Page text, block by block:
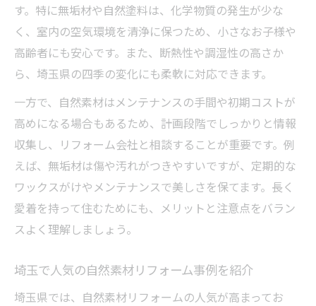
す。特に無垢材や自然塗料は、化学物質の発生が少な
く、室内の空気環境を清浄に保つため、小さなお子様や
高齢者にも安心です。また、断熱性や調湿性の高さか
ら、埼玉県の四季の変化にも柔軟に対応できます。
一方で、自然素材はメンテナンスの手間や初期コストが
高めになる場合もあるため、計画段階でしっかりと情報
収集し、リフォーム会社と相談することが重要です。例
えば、無垢材は傷や汚れがつきやすいですが、定期的な
ワックスがけやメンテナンスで美しさを保てます。長く
愛着を持って住むためにも、メリットと注意点をバラン
スよく理解しましょう。
埼玉で人気の自然素材リフォーム事例を紹介
埼玉県では、自然素材リフォームの人気が高まってお